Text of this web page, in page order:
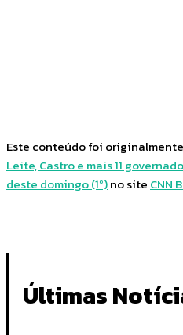
Este conteúdo foi
Leite, Castro e mais 11
deste domingo (1º)no site CNN
Últimas